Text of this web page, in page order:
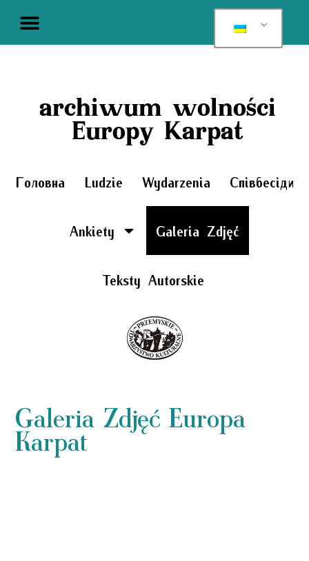
archiwum wolności
Europy Karpat
Головна Ludzie Wydarzenia Співбесіди
Ankiety Galeria Zdjęć
Teksty Autorskie
Galeria Zdjęć Europa
Karpat